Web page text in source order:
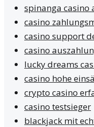
spinanga casino
casino
casino support
casino
lucky dreams
casino hohe
crypto casino
casino testsieger
blackjack mit